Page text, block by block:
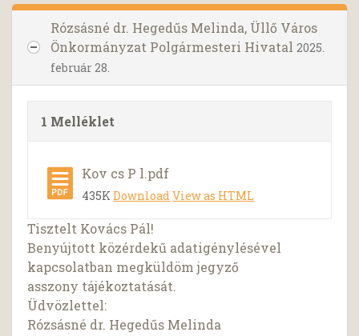
Rózsásné dr. Hegedűs Melinda, Üllő Város
Önkormányzat Polgármesteri Hivatal 2025.
február 28.
1 Melléklet
Kov cs P l.pdf
435KDownloadView as HTML
Tisztelt Kovács Pál!
Benyújtott közérdekű adatigénylésével
kapcsolatban megküldöm jegyző
asszony tájékoztatását.
Üdvözlettel:
Rózsásné dr. Hegedűs Melinda